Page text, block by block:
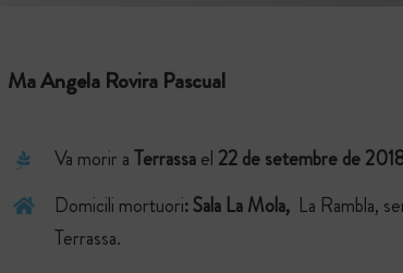
Ma Angela Rovira Pascual
Va morir aTerrassael 22 de setembrede
Domicili mortuori: Sala La Mola, La Rambla,
Terrassa.